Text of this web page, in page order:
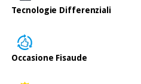
Tecnologie Differenziali
Occasione Fisaude